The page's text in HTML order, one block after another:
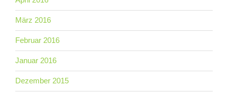
März 2016
Februar 2016
Januar 2016
Dezember 2015